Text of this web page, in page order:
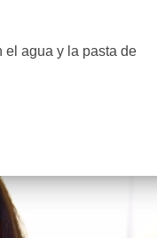
el agua y la pasta de